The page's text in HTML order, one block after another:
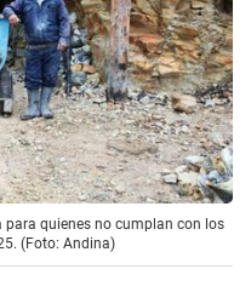
quienes no cumplan con los
(Foto: Andina)